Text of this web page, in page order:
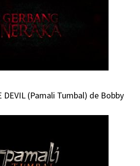
DEVIL (Pamali Tumbal) de Bobby